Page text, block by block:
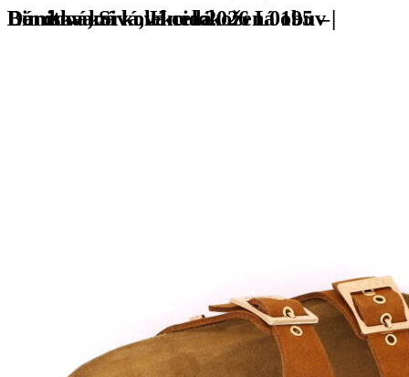
Dámska korková celokožená obuv | Limitovaná kolekcia 2026 L0195 – Bordová, Sivá, Hnedá